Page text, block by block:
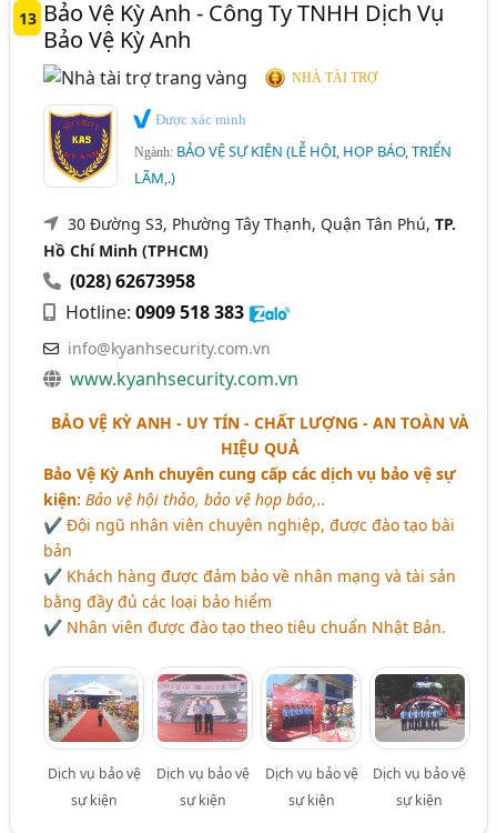
13 Bảo Vệ Kỳ Anh - Công Ty TNHH Dịch Vụ
Bảo Vệ Kỳ Anh
NHÀ TÀI TRỢ
Được xác minh
Ngành: BẢO VỆ SỰ KIỆN (LỄ HỘI, HỌP BÁO, TRIỂN
LÃM,.)
30 Đường S3, Phường Tây Thạnh, Quận Tân Phú,TP.
Hồ Chí Minh (TPHCM)
(028) 62673958
Hotline:0909 518 383
info@kyanhsecurity.com.vn
www.kyanhsecurity.com.vn
BẢO VỆ KỲ ANH - UY TÍN - CHẤT LƯỢNG - AN TOÀN VÀ
HIỆU QUẢ
Bảo Vệ Kỳ Anh chuyên cung cấp các dịch vụ bảo vệ sự
kiện: Bảo vệ hội thảo, bảo vệ họp báo,..
✔ Đội ngũ nhân viên chuyên nghiệp, được đào tạo bài
bản
✔ Khách hàng được đảm bảo về nhân mạng và tài sản
bằng đầy đủ các loại bảo hiểm
✔ Nhân viên được đào tạo theo tiêu chuẩn Nhật Bản.
Dịch vụ bảo vệ
sự kiện
Dịch vụ bảo vệ
sự kiện
Dịch vụ bảo vệ
sự kiện
Dịch vụ bảo vệ
sự kiện